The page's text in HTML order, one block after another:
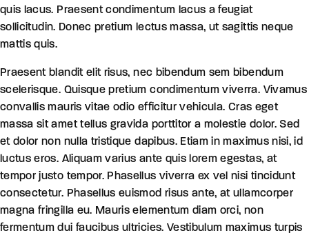
quis lacus. Praesent condimentum lacus a feugiat
sollicitudin. Donec pretium lectus massa, ut sagittis neque
mattis quis.
Praesent blandit elit risus, nec bibendum sem bibendum
scelerisque. Quisque pretium condimentum viverra. Vivamus
convallis mauris vitae odio efficitur vehicula. Cras eget
massa sit amet tellus gravida porttitor a molestie dolor. Sed
et dolor non nulla tristique dapibus. Etiam in maximus nisi, id
luctus eros. Aliquam varius ante quis lorem egestas, at
tempor justo tempor. Phasellus viverra ex vel nisi tincidunt
consectetur. Phasellus euismod risus ante, at ullamcorper
magna fringilla eu. Mauris elementum diam orci, non
fermentum dui faucibus ultricies. Vestibulum maximus turpis